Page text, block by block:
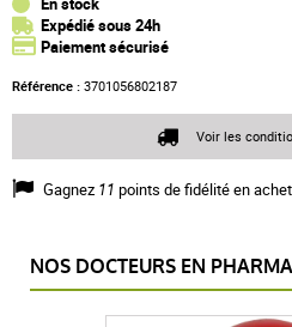
Expédié sous 24h
Paiement sécurisé
Référence : 3701056802187
Gagnez 11 points de fidélité en
Voir les
NOS DOCTEURS EN